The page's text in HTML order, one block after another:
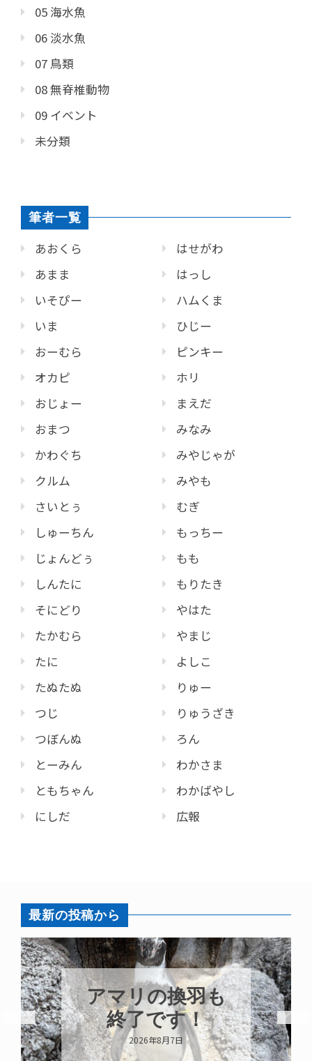
05 海水魚
06 淡水魚
07 鳥類
08 無脊椎動物
09 イベント
未分類
筆者一覧
あおくら
あまま
いそぴー
いま
おーむら
オカピ
おじょー
おまつ
かわぐち
クルム
さいとぅ
しゅーちん
じょんどぅ
しんたに
そにどり
たかむら
たに
たぬたぬ
つじ
つぼんぬ
とーみん
ともちゃん
にしだ
はせがわ
はっし
ハムくま
ひじー
ピンキー
ホリ
まえだ
みなみ
みやじゃが
みやも
むぎ
もっちー
もも
もりたき
やはた
やまじ
よしこ
りゅー
りゅうざき
ろん
わかさま
わかばやし
広報
最新の投稿から
アマリの換羽も
終了です！
2026年8月7日